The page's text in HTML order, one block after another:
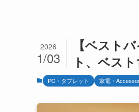
【ベスト
ト、ベスト
2026
1/03
PC・タブレット 家電・